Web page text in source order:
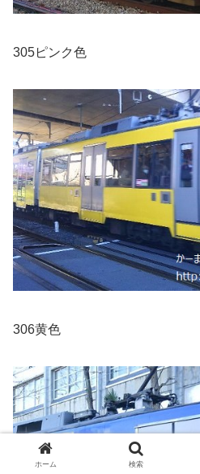
305ピンク色
306黄色
ホーム 検索